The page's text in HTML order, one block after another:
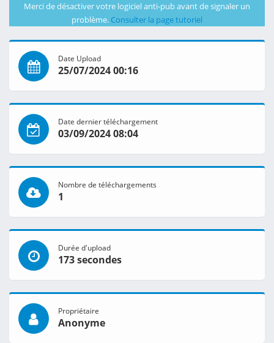
Merci de désactiver votre logiciel anti-pub avant de signaler un
problème. Consulter la page tutoriel
Date Upload
25/07/2024 00:16
Date dernier téléchargement
03/09/2024 08:04
Nombre de téléchargements
1
Durée d'upload
173 secondes
Propriétaire
Anonyme